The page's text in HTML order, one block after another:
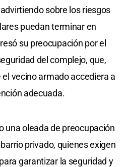
sobre los riesgos
puedan terminar en
su preocupación por el
del complejo, que,
vecino armado accediera a
adecuada.
una oleada de preocupación
privado, quienes exigen
garantizar la seguridad y